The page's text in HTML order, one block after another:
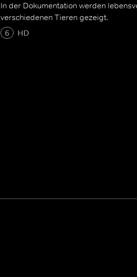
In der Dokumentation werden
verschiedenen Tieren gezeigt.
6
HD